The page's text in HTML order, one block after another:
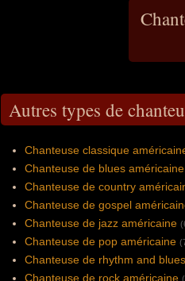
Autres types de
Chanteuse classique
Chanteuse de blues américaine
Chanteuse de country
Chanteuse de gospel
Chanteuse de jazz américaine
Chanteuse de pop américaine
Chanteuse de rhythm and
Chanteuse de rock américaine